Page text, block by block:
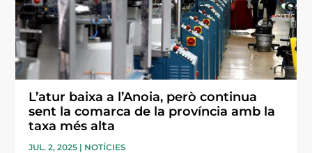
L’atur baixa a l’Anoia, però continua
sent la comarca de la província amb la
taxa més alta
JUL. 2, 2025 | NOTÍCIES